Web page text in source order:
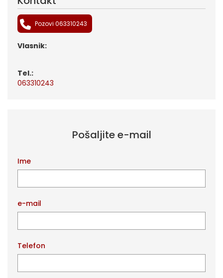
Pozovi 063310243
Vlasnik:
tel.:
063310243
Pošaljite e-mail
Ime
e-mail
Telefon